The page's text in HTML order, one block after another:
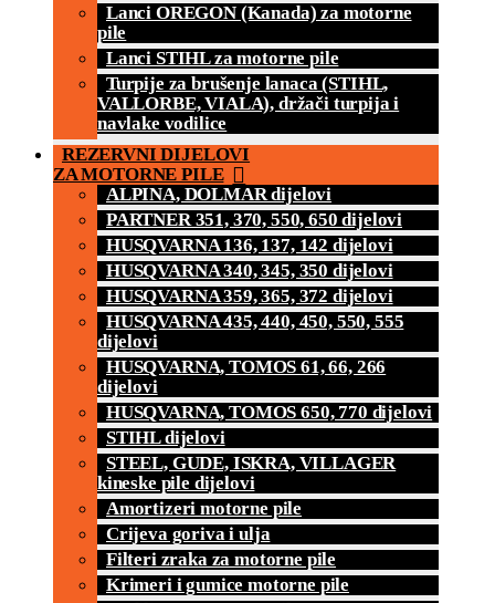
Lanci OREGON (Kanada) za motorne
pile
Lanci STIHL za motorne pile
Turpije za brušenje lanaca (STIHL,
VALLORBE, VIALA), držači turpija i
navlake vodilice
REZERVNI DIJELOVI
ZA MOTORNE PILE
ALPINA, DOLMAR dijelovi
PARTNER 351, 370, 550, 650 dijelovi
HUSQVARNA 136, 137, 142 dijelovi
HUSQVARNA 340, 345, 350 dijelovi
HUSQVARNA 359, 365, 372 dijelovi
HUSQVARNA 435, 440, 450, 550, 555
dijelovi
HUSQVARNA, TOMOS 61, 66, 266
dijelovi
HUSQVARNA, TOMOS 650, 770 dijelovi
STIHL dijelovi
STEEL, GUDE, ISKRA, VILLAGER
kineske pile dijelovi
Amortizeri motorne pile
Crijeva goriva i ulja
Filteri zraka za motorne pile
Krimeri i gumice motorne pile